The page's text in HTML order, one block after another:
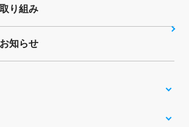
り組み
知らせ